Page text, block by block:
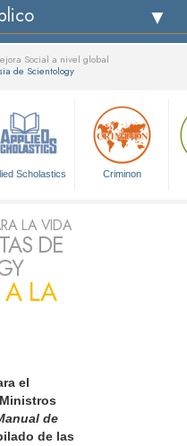
Social a nivel global
de Scientology
Scholastics Criminon
LA VIDA
DE
A LA
el
de
de las